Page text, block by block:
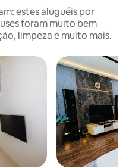
estes aluguéis por
foram muito bem
limpeza e muito mais.